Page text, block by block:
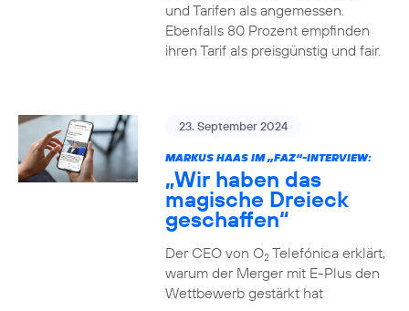
und Tarifen als angemessen.
Ebenfalls 80 Prozent empfinden
ihren Tarif als preisgünstig und fair.
23. September 2024
MARKUS HAAS IM „FAZ“-INTERVIEW:
„Wir haben das
magische Dreieck
geschaffen“
Der CEO von O2Telefónica erklärt,
warum der Merger mit E-Plus den
Wettbewerb gestärkt hat